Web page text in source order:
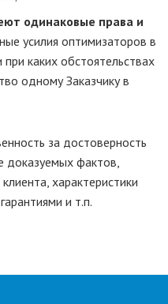
одинаковые права и
усилия оптимизаторов в
каких обстоятельствах
одному Заказчику в
за достоверность
доказуемых фактов,
характеристики
и т.п.